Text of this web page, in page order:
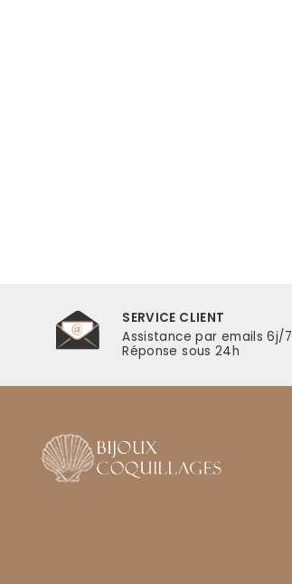
SERVICE CLIENT
Assistance par emails 6j/7
Réponse sous 24h